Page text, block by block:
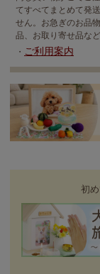
てすべてまとめて発
せん。お急ぎのお品
品、お取り寄せ品な
・ ご利用案内
初